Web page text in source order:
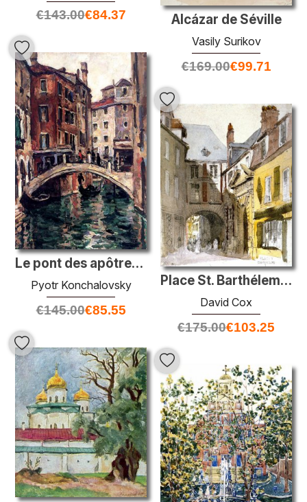
€143.00€84.37 Alcázar de Séville
Vasily Surikov
€169.00€99.71
Le pont des apôtres à Venise
Pyotr Konchalovsky
€145.00€85.55
Place St. Barthélemy, Rouen
David Cox
€175.00€103.25